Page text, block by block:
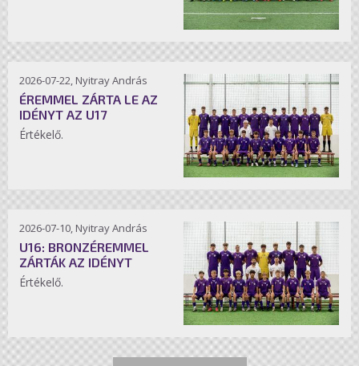
2026-07-22, Nyitray András
ÉREMMEL ZÁRTA LE AZ
IDÉNYT AZ U17
Értékelő.
2026-07-10, Nyitray András
U16: BRONZÉREMMEL
ZÁRTÁK AZ IDÉNYT
Értékelő.